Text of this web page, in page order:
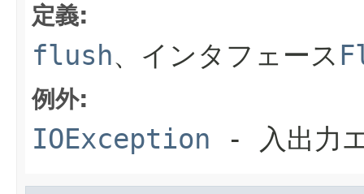
定義:
flush、インタフェース
例外:
IOException - 入出力